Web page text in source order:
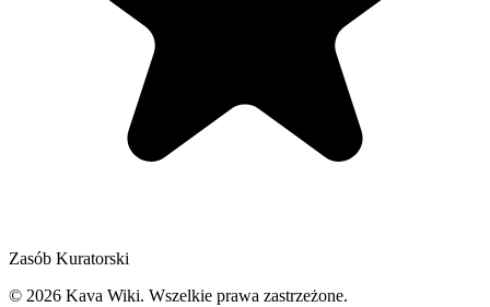
Zasób Kuratorski
© 2026 Kava Wiki. Wszelkie prawa zastrzeżone.